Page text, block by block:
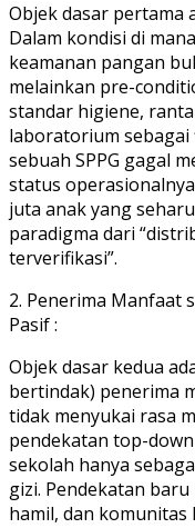
Objek dasar pertama
Dalam kondisi di
keamanan pangan
melainkan pre-
standar higiene,
laboratorium sebagai
sebuah SPPG gagal
status
juta anak yang
paradigma dari
terverifikasi”.
2. Penerima Manfaat
Pasif :
Objek dasar kedua
bertindak) penerima
tidak menyukai rasa
pendekatan top-
sekolah hanya
gizi. Pendekatan
hamil, dan komunitas